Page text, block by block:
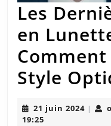
Les
en
Style
21 juin 202421|
19:25